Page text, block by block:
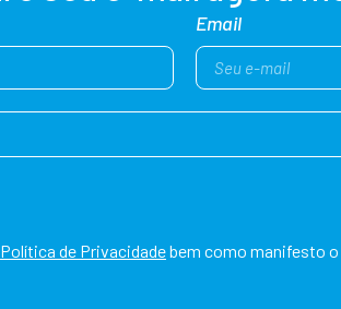
Email
Política de Privacidadebem como manifesto